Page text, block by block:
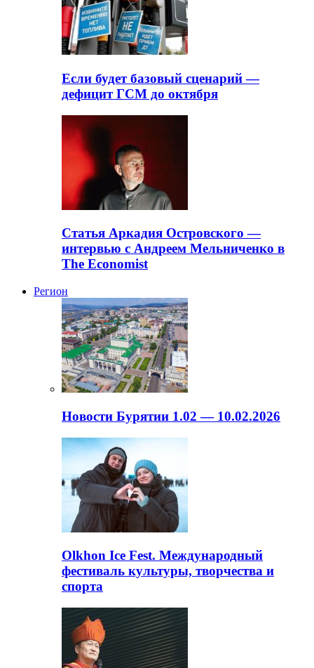
Если будет базовый сценарий —
дефицит ГСМ до октября
Статья Аркадия Островского —
интервью с Андреем Мельниченко в
The Economist
Регион
Новости Бурятии 1.02 — 10.02.2026
Olkhon Ice Fest. Международный
фестиваль культуры, творчества и
спорта